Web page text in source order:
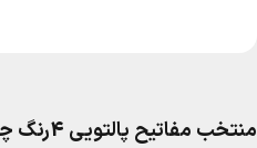
منتخب مفاتیح پالتویی 4رنگ چرم طرح طلاکوب پدرم